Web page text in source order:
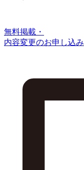
無料掲載・
内容変更のお申し込み